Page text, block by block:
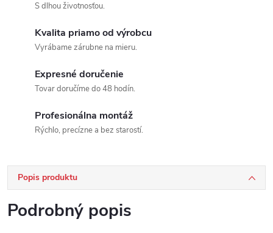
S dlhou životnosťou.
Kvalita priamo od výrobcu
Vyrábame zárubne na mieru.
Expresné doručenie
Tovar doručíme do 48 hodín.
Profesionálna montáž
Rýchlo, precízne a bez starostí.
Popis produktu
Podrobný popis